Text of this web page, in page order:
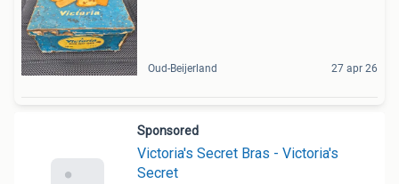
Oud-Beijerland 27 apr 26